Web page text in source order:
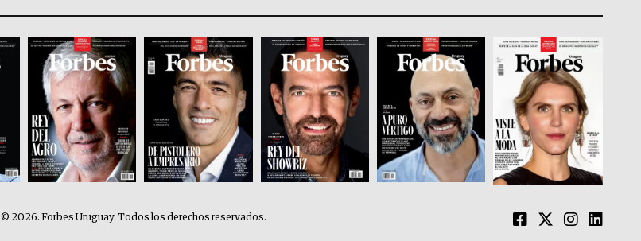
© 2026. Forbes Uruguay. Todos los derechos reservados.